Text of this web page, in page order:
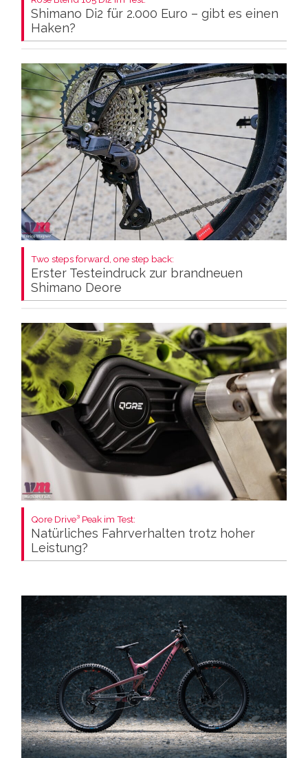
Shimano Di2 für 2.000 Euro – gibt es einen
Haken?
Two steps forward, one step back:
Erster Testeindruck zur brandneuen
Shimano Deore
Qore Drive³ Peak im Test:
Natürliches Fahrverhalten trotz hoher
Leistung?